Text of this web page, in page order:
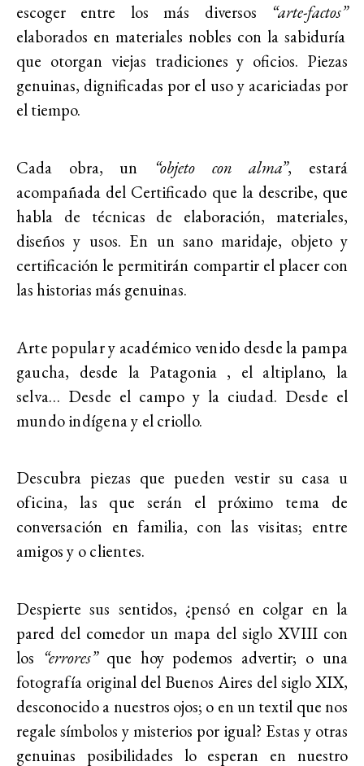
escoger entre los más diversos
“arte-factos”
elaborados en materiales nobles con la sabiduría
que otorgan viejas tradiciones y oficios. Piezas
genuinas, dignificadas por el uso y acariciadas por
el tiempo.
Cada obra, un “objeto con alma”, estará
acompañada del Certificado que la describe, que
habla de técnicas de elaboración, materiales,
diseños y usos. En un sano maridaje, objeto y
certificación le permitirán compartir el placer con
las historias más genuinas.
Arte popular y académico venido desde la pampa
gaucha, desde la Patagonia , el altiplano, la
selva… Desde el campo y la ciudad. Desde el
mundo indígena y el criollo.
Descubra piezas que pueden vestir su casa u
oficina, las que serán el próximo tema de
conversación en familia, con las visitas; entre
amigos y o clientes.
Despierte sus sentidos, ¿pensó en colgar en la
pared del comedor un mapa del siglo XVIII con
los “errores”que hoy podemos advertir; o una
fotografía original del Buenos Aires del siglo XIX,
desconocido a nuestros ojos; o en un textil que nos
regale símbolos y misterios por igual? Estas y otras
genuinas posibilidades lo esperan en nuestro